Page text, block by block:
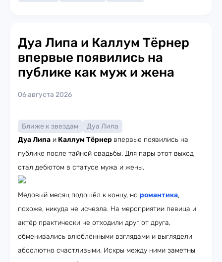
Дуа Липа и Каллум Тёрнер
впервые появились на
публике как муж и жена
06 августа 2026
Ближе к звездам
Дуа Липа
Дуа Липа и Каллум Тёрнер впервые появились на
публике после тайной свадьбы. Для пары этот выход
стал дебютом в статусе мужа и жены.
Медовый месяц подошёл к концу, но романтика,
похоже, никуда не исчезла. На мероприятии певица и
актёр практически не отходили друг от друга,
обменивались влюблёнными взглядами и выглядели
абсолютно счастливыми. Искры между ними заметны